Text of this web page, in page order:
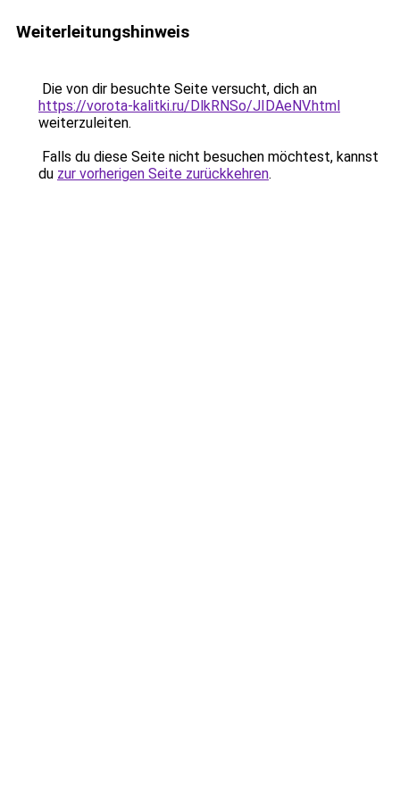
Weiterleitungshinweis
Die von dir besuchte Seite versucht, dich an
https://vorota-kalitki.ru/DlkRNSo/JIDAeNV.html
weiterzuleiten.
Falls du diese Seite nicht besuchen möchtest, kannst
du zur vorherigen Seite zurückkehren.